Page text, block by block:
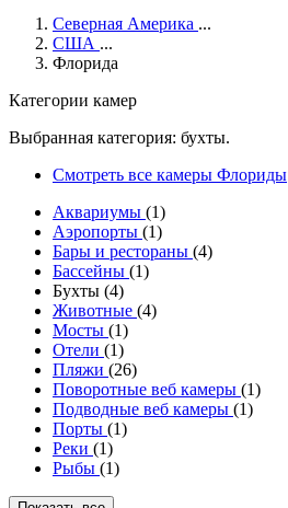
Северная Америка ...
США ...
Флорида
Категории камер
Выбранная категория: бухты.
Смотреть все камеры Флориды
Аквариумы (1)
Аэропорты (1)
Бары и рестораны (4)
Бассейны (1)
Бухты (4)
Животные (4)
Мосты (1)
Отели (1)
Пляжи (26)
Поворотные веб камеры (1)
Подводные веб камеры (1)
Порты (1)
Реки (1)
Рыбы (1)